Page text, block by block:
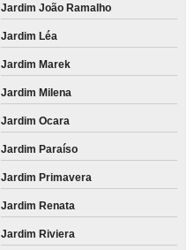
Jardim João Ramalho
Jardim Léa
Jardim Marek
Jardim Milena
Jardim Ocara
Jardim Paraíso
Jardim Primavera
Jardim Renata
Jardim Riviera